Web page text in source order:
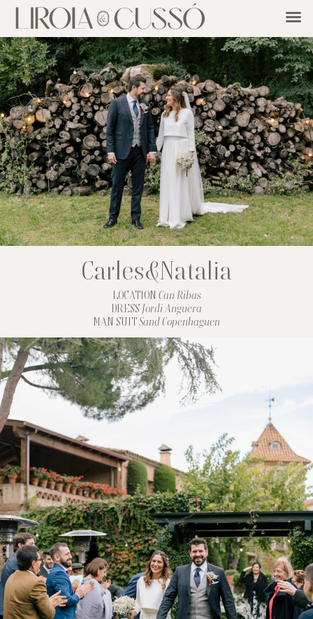
Carles&Natalia
LOCATION Can Ribas
DRESS Jordi Anguera
MAN SUITSand Copenhaguen